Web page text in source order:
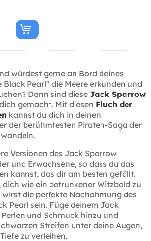
würdest gerne an Bord deines
Black Pearl" die Meere erkunden und
Dann sind diese Jack Sparrow
gemacht. Mit diesen Fluch der
kannst du dich in deinen
der berühmtesten Piraten-Saga der
Versionen des Jack Sparrow
und Erwachsene, so dass du das
kannst, das dir am besten gefällt.
dich wie ein betrunkener Witzbold zu
die perfekte Nachahmung des
Pearl sein. Füge deinem Jack
und Schmuck hinzu und
Streifen unter deine Augen,
zu verleihen.